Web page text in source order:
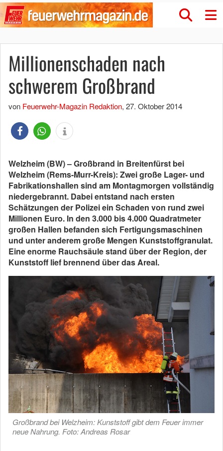
Millionenschaden nach
schwerem Großbrand
von Feuerwehr-Magazin Redaktion, 27. Oktober 2014
Welzheim (BW) – Großbrand in Breitenfürst bei
Welzheim (Rems-Murr-Kreis): Zwei große Lager- und
Fabrikationshallen sind am Montagmorgen vollständig
niedergebrannt. Dabei entstand nach ersten
Schätzungen der Polizei ein Schaden von rund zwei
Millionen Euro. In den 3.000 bis 4.000 Quadratmeter
großen Hallen befanden sich Fertigungsmaschinen
und unter anderem große Mengen Kunststoffgranulat.
Eine enorme Rauchsäule stand über der Region, der
Kunststoff lief brennend über das Areal.
Großbrand bei Welzheim: Kunststoff gibt dem Feuer immer
neue Nahrung. Foto: Andreas Rosar